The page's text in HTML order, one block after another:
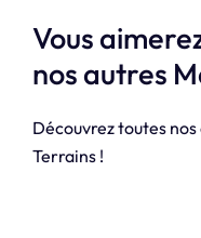
Vous
nos autres
Découvrez toutes
Terrains !